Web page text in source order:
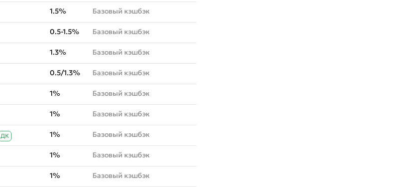
1.5% Базовый кэшбэк
0.5-1.5% Базовый кэшбэк
1.3% Базовый кэшбэк
0.5/1.3% Базовый кэшбэк
1% Базовый кэшбэк
1% Базовый кэшбэк
ДК 1% Базовый кэшбэк
1% Базовый кэшбэк
1% Базовый кэшбэк